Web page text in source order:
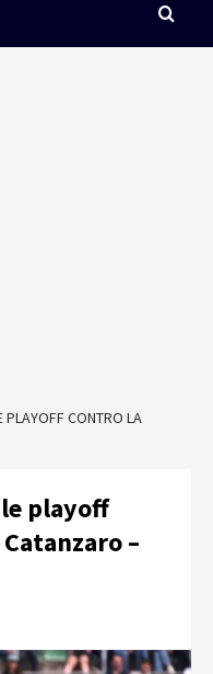
PLAYOFF CONTRO LA
playoff
–